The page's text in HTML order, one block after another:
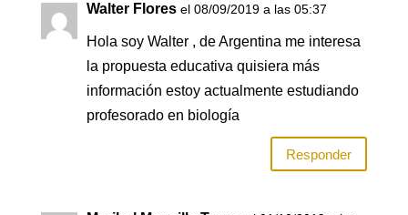
Walter Flores el 08/09/2019 a las 05:37
Hola soy Walter , de Argentina me interesa
la propuesta educativa quisiera más
información estoy actualmente estudiando
profesorado en biología
Responder